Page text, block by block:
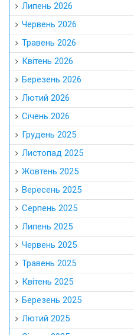
Липень 2026
Червень 2026
Травень 2026
Квітень 2026
Березень 2026
Лютий 2026
Січень 2026
Грудень 2025
Листопад 2025
Жовтень 2025
Вересень 2025
Серпень 2025
Липень 2025
Червень 2025
Травень 2025
Квітень 2025
Березень 2025
Лютий 2025